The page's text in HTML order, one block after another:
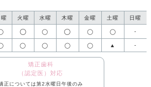
曜 火曜 水曜 木曜 金曜 土曜 日曜
◯ ◯ ◯ ◯ ◯ -
◯ ◯ ◯ ◯ ▲ -
矯正歯科
（認定医）対応
正については第2水曜日午後のみ